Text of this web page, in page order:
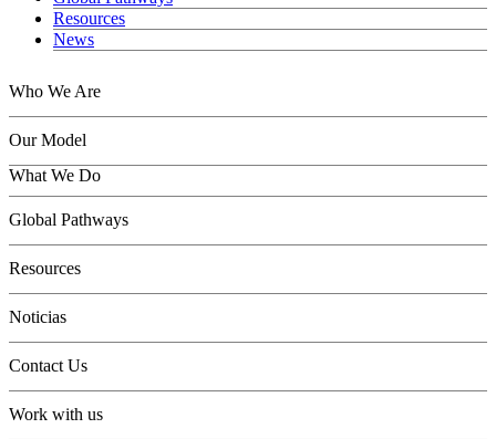
Resources
News
Who We Are
Our Model
What We Do
Youth
Adults
Seniors
Conservation
Global Pathways
Resources
Noticias
Contact Us
Work with us